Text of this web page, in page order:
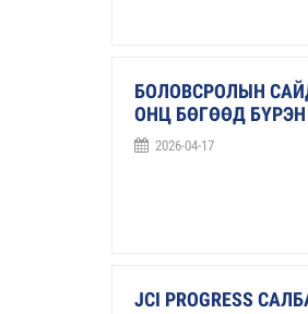
БОЛОВСРОЛЫН
ОНЦ БӨГӨӨД
2026-04-17
JCI PROGRESS